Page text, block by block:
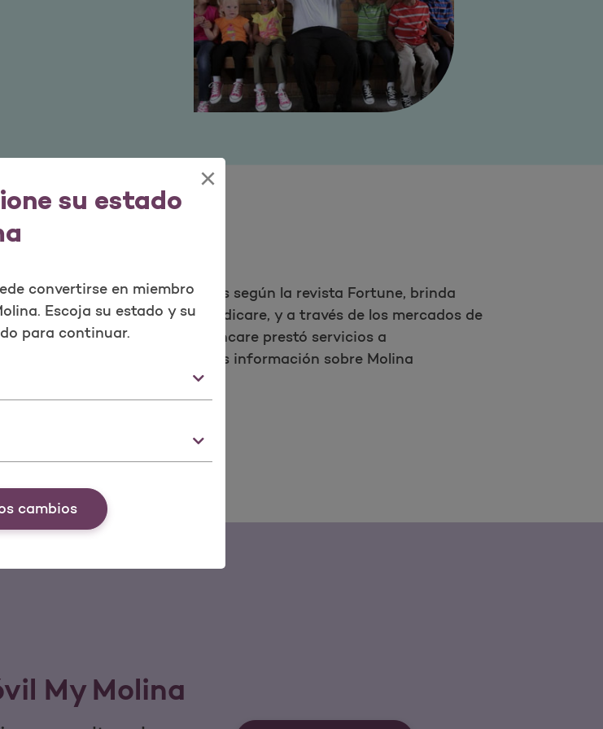
su estado
×
convertirse en miembro
Escoja su estado y su
para continuar.
cambios
grandes de los Estados Unidos según la revista Fortune, brinda
los programas Medicaid y Medicare, y a través de los mercados de
localmente, Molina Healthcare prestó servicios a
de 2021. Para obtener más información sobre Molina
My Molina